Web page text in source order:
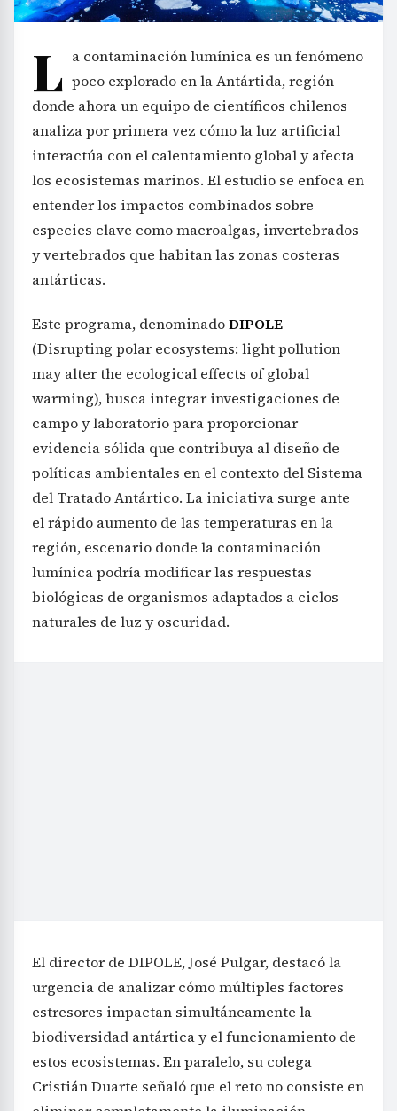
L a contaminación lumínica es un fenómeno
poco explorado en la Antártida, región
donde ahora un equipo de científicos chilenos
analiza por primera vez cómo la luz artificial
interactúa con el calentamiento global y afecta
los ecosistemas marinos. El estudio se enfoca en
entender los impactos combinados sobre
especies clave como macroalgas, invertebrados
y vertebrados que habitan las zonas costeras
antárticas.
Este programa, denominadoDIPOLE
(Disrupting polar ecosystems: light pollution
may alter the ecological effects of global
warming), busca integrar investigaciones de
campo y laboratorio para proporcionar
evidencia sólida que contribuya al diseño de
políticas ambientales en el contexto del Sistema
del Tratado Antártico. La iniciativa surge ante
el rápido aumento de las temperaturas en la
región, escenario donde la contaminación
lumínica podría modificar las respuestas
biológicas de organismos adaptados a ciclos
naturales de luz y oscuridad.
El director de DIPOLE, José Pulgar, destacó la
urgencia de analizar cómo múltiples factores
estresores impactan simultáneamente la
biodiversidad antártica y el funcionamiento de
estos ecosistemas. En paralelo, su colega
Cristián Duarte señaló que el reto no consiste en